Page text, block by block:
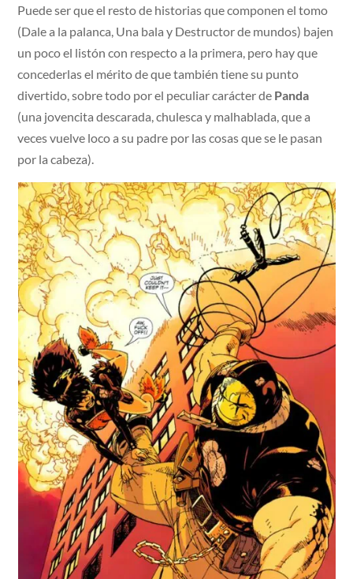
Puede ser que el resto de historias que componen el tomo
(Dale a la palanca, Una bala y Destructor de mundos) bajen
un poco el listón con respecto a la primera, pero hay que
concederlas el mérito de que también tiene su punto
divertido, sobre todo por el peculiar carácter de Panda
(una jovencita descarada, chulesca y malhablada, que a
veces vuelve loco a su padre por las cosas que se le pasan
por la cabeza).